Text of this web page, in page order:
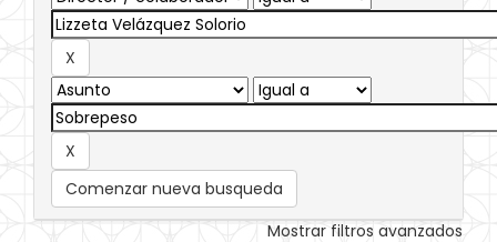
Comenzar nueva busqueda
Mostrar filtros avanzados